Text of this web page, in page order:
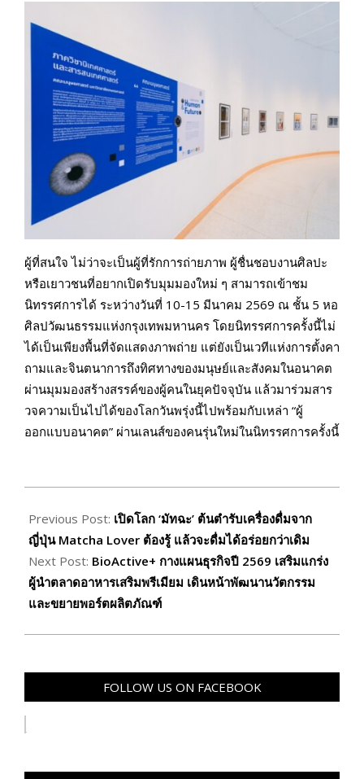
ผู้ที่สนใจ ไม่ว่าจะเป็นผู้ที่รักการถ่ายภาพ ผู้ชื่นชอบงานศิลปะ
หรือเยาวชนที่อยากเปิดรับมุมมองใหม่ ๆ สามารถเข้าชม
นิทรรศการได้ ระหว่างวันที่ 10-15 มีนาคม 2569 ณ ชั้น 5 หอ
ศิลปวัฒนธรรมแห่งกรุงเทพมหานคร โดยนิทรรศการครั้งนี้ไม่
ได้เป็นเพียงพื้นที่จัดแสดงภาพถ่าย แต่ยังเป็นเวทีแห่งการตั้งคา
ถามและจินตนาการถึงทิศทางของมนุษย์และสังคมในอนาคต
ผ่านมุมมองสร้างสรรค์ของผู้คนในยุคปัจจุบัน แล้วมาร่วมสาร
วจความเป็นไปได้ของโลกวันพรุ่งนี้ไปพร้อมกับเหล่า “ผู้
ออกแบบอนาคต” ผ่านเลนส์ของคนรุ่นใหม่ในนิทรรศการครั้งนี้
03-
13
Previous Post: เปิดโลก ‘มัทฉะ’ ต้นตำรับเครื่องดื่มจาก
ญี่ปุ่น Matcha Lover ต้องรู้ แล้วจะดื่มได้อร่อยกว่าเดิม
Next Post: BioActive+ กางแผนธุรกิจปี 2569 เสริมแกร่ง
ผู้นำตลาดอาหารเสริมพรีเมียม เดินหน้าพัฒนานวัตกรรม
และขยายพอร์ตผลิตภัณฑ์
FOLLOW US ON FACEBOOK